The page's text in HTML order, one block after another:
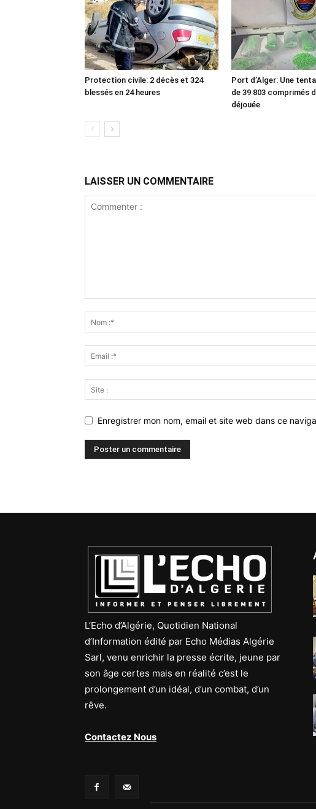
Protection civile: 2 décès et 324
blessés en 24 heures
Port d’Alger: Une
de 39 803 comprimés
déjouée
LAISSER UN COMMENTAIRE
Enregistrer mon nom, email et site web dans ce
L’Echo d’Algérie, Quotidien National
d’Information édité par Echo Médias Algérie
Sarl, venu enrichir la presse écrite, jeune par
son âge certes mais en réalité c’est le
prolongement d’un idéal, d’un combat, d’un
rêve.
Contactez Nous